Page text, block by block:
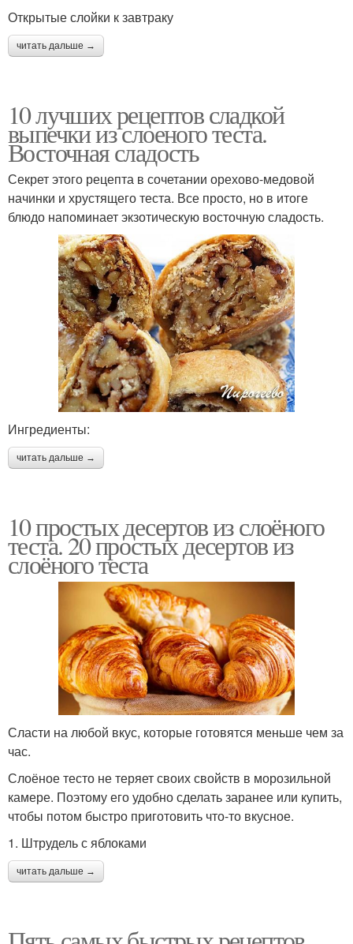
Пирог с яблоком
Пирог с яблочной
начинкой
Цветаевский пирог
Пирог с фруктами Пирог на минералке
Пирог из дрожжевого
теста
Пирог с курицей
Пирог с белком Песочный пирог
Пирог из песочного
Форма для пирога Несладкие пироги
Пироги из песочного
теста
Рождественский пирог
Начинка для тертого
пирога
Лимонный пирог
Открытые слойки к завтраку
читать дальше →
10 лучших рецептов сладкой
выпечки из слоеного теста.
Восточная сладость
Секрет этого рецепта в сочетании орехово-медовой
начинки и хрустящего теста. Все просто, но в итоге
блюдо напоминает экзотическую восточную сладость.
Ингредиенты:
читать дальше →
10 простых десертов из слоёного
теста. 20 простых десертов из
слоёного теста
Сласти на любой вкус, которые готовятся меньше чем за
час.
Слоёное тесто не теряет своих свойств в морозильной
камере. Поэтому его удобно сделать заранее или купить,
чтобы потом быстро приготовить что-то вкусное.
1. Штрудель с яблоками
читать дальше →